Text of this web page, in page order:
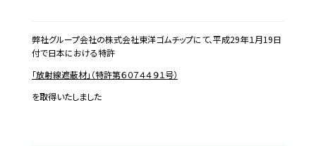
弊社グループ会社の株式会社東洋ゴムチップにて、平成29年１月19日
付で日本における特許
「放射線遮蔽材」（特許第６０７４４９１号）
を取得いたしました